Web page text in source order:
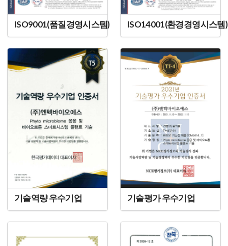
ISO9001(품질경영시스템) ISO14001(환경경영시스템)
기술역량 우수기업 기술평가 우수기업